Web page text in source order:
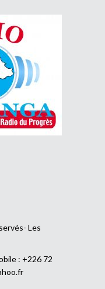
Les
: +226 72